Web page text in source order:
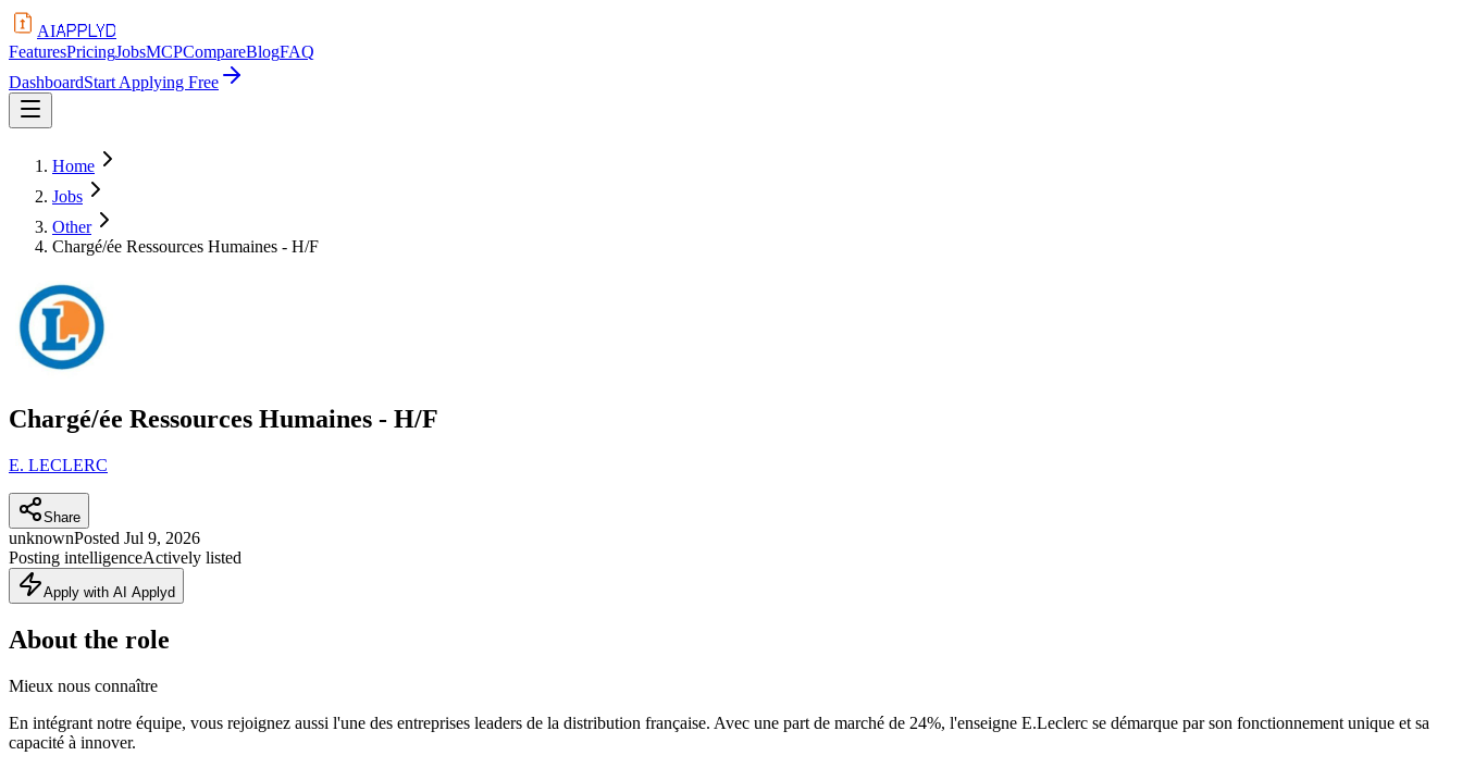
AIAPPLYD
FeaturesPricingJobsMCPCompareBlogFAQ
DashboardStart Applying Free
Home
Jobs
Other
Chargé/ée Ressources Humaines - H/F
Chargé/ée Ressources Humaines - H/F
E. LECLERC
Share
unknownPosted Jul 9, 2026
Posting intelligenceActively listed
Apply with AI Applyd
About the role
Mieux nous connaître
En intégrant notre équipe, vous rejoignez aussi l'une des entreprises leaders de la distribution française. Avec une part de marché de 24%, l'enseigne E.Leclerc se démarque par son fonctionnement unique et sa
capacité à innover.